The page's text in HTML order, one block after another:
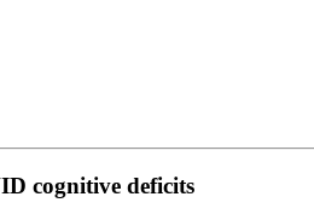
cognitive deficits